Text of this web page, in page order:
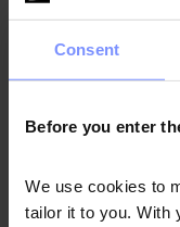
Consent
Before you enter
We use cookies to
tailor it to you. With
aufrechtzuerhalten.
20.07.2026
OstroVit